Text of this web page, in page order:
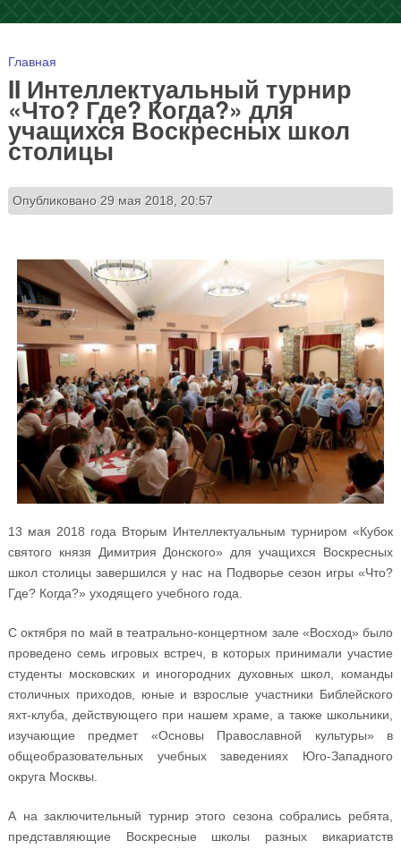
Вы здесь
Главная
II Интеллектуальный турнир
«Что? Где? Когда?» для
учащихся Воскресных школ
столицы
Опубликовано 29 мая 2018, 20:57
13 мая 2018 года Вторым Интеллектуальным турниром «Кубок
святого князя Димитрия Донского» для учащихся Воскресных
школ столицы завершился у нас на Подворье сезон игры «Что?
Где? Когда?» уходящего учебного года.
С октября по май в театрально-концертном зале «Восход» было
проведено семь игровых встреч, в которых принимали участие
студенты московских и иногородних духовных школ, команды
столичных приходов, юные и взрослые участники Библейского
яхт-клуба, действующего при нашем храме, а также школьники,
изучающие предмет «Основы Православной культуры» в
общеобразовательных учебных заведениях Юго-Западного
округа Москвы.
А на заключительный турнир этого сезона собрались ребята,
представляющие Воскресные школы разных викариатств